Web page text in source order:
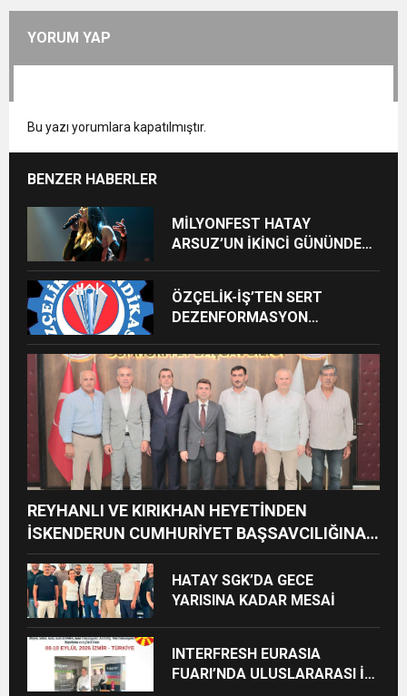
YORUM YAP
Bu yazı yorumlara kapatılmıştır.
BENZER HABERLER
MİLYONFEST HATAY
ARSUZ’UN İKİNCİ GÜNÜNDE
ÖZÇELİK-İŞ’TEN SERT
DEZENFORMASYON
CEZAİ SÜREÇ BAŞLATILDI”
REYHANLI VE KIRIKHAN HEYETİNDEN
İSKENDERUN CUMHURİYET BAŞSAVCILIĞINA
ZİYARET
HATAY SGK’DA GECE
YARISINA KADAR MESAİ
INTERFRESH EURASIA
FUARI’NDA ULUSLARARASI İŞ